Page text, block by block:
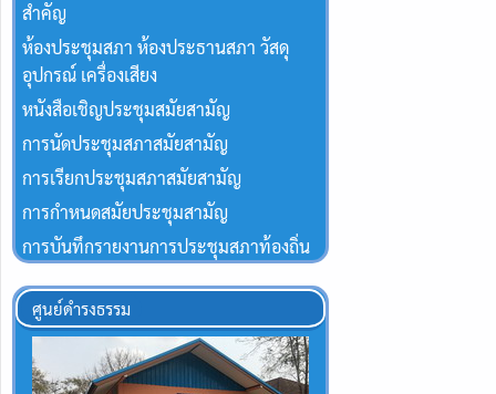
สำคัญ
ห้องประชุมสภา ห้องประธานสภา วัสดุ
อุปกรณ์ เครื่องเสียง
หนังสือเชิญประชุมสมัยสามัญ
การนัดประชุมสภาสมัยสามัญ
การเรียกประชุมสภาสมัยสามัญ
การกำหนดสมัยประชุมสามัญ
การบันทึกรายงานการประชุมสภาท้องถิ่น
ศูนย์ดำรงธรรม